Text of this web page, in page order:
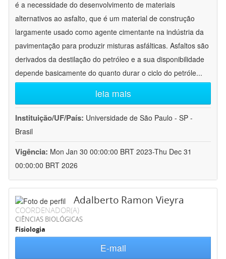
é a necessidade do desenvolvimento de materiais
alternativos ao asfalto, que é um material de construção
largamente usado como agente cimentante na indústria da
pavimentação para produzir misturas asfálticas. Asfaltos são
derivados da destilação do petróleo e a sua disponibilidade
depende basicamente do quanto durar o ciclo do petróle...
leia mais
Instituição/UF/País: Universidade de São Paulo - SP -
Brasil
Vigência: Mon Jan 30 00:00:00 BRT 2023-Thu Dec 31
00:00:00 BRT 2026
Adalberto Ramon Vieyra
COORDENADOR(A)
CIÊNCIAS BIOLÓGICAS
Fisiologia
E-mail